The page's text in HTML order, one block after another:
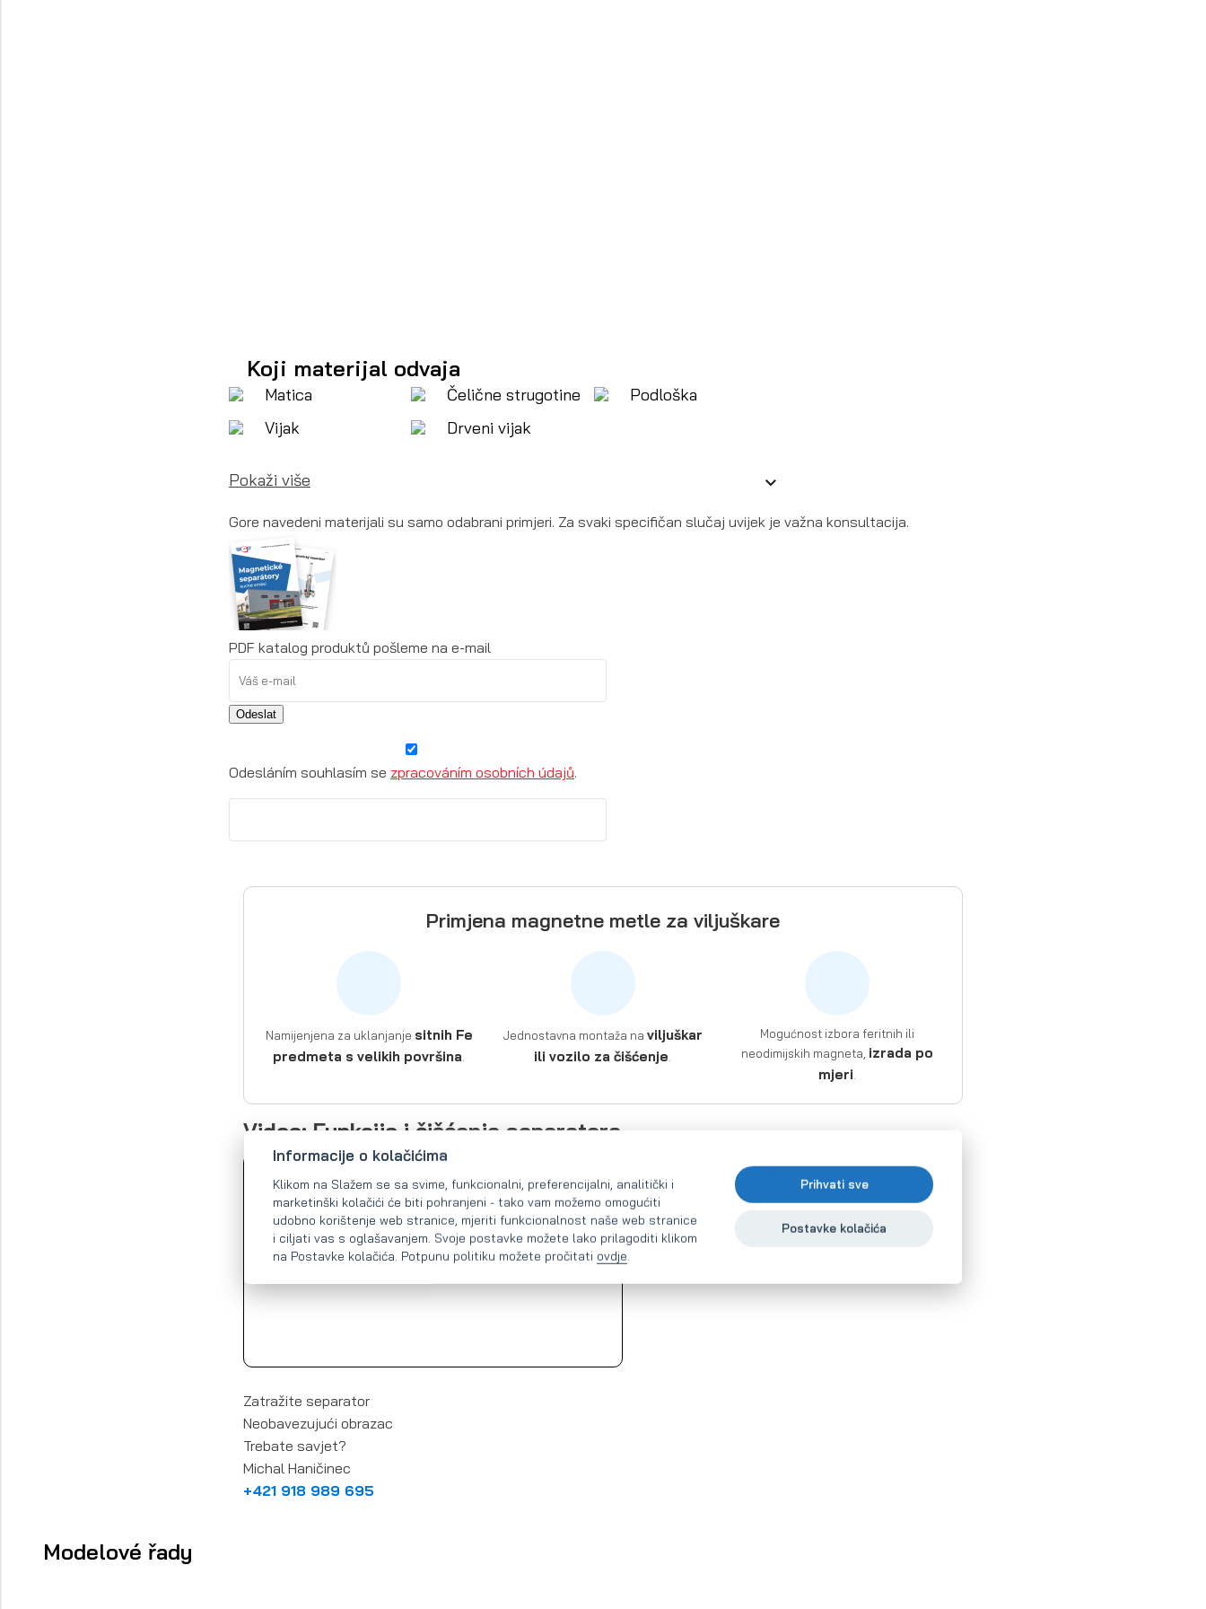
Koji materijal odvaja
Matica Čelične strugotine
Podloška
Vijak
Drveni vijak
Pokaži više
Gore navedeni materijali su samo odabrani primjeri. Za svaki specifičan slučaj uvijek je važna konsultacija.
PDF katalog produktů pošleme na e-mail
Odeslat
Odesláním souhlasím se zpracováním osobních údajů.
Primjena magnetne metle za viljuškare
Namijenjena za uklanjanje sitnih Fe
predmeta s velikih površina
Jednostavna montaža na viljuškar
ili vozilo za čišćenje
Mogućnost izbora feritnih ili
neodimijskih magneta, izrada po
mjeri
Video: Funkcija i čišćenje separatora
Zatražite separator
Neobavezujući obrazac
Trebate savjet?
Michal Haničinec
+421 918 989 695
Modelové řady
Informacije o kolačićima
Klikom na Slažem se sa svime, funkcionalni, preferencijalni, analitički i
marketinški kolačići će biti pohranjeni - tako vam možemo omogućiti
udobno korištenje web stranice, mjeriti funkcionalnost naše web stranice
i ciljati vas s oglašavanjem. Svoje postavke možete lako prilagoditi klikom
na Postavke kolačića. Potpunu politiku možete pročitati ovdje.
Prihvati sve
Postavke kolačića